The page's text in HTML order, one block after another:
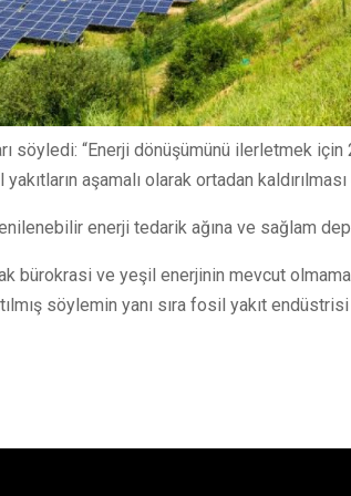
söyledi: “Enerji dönüşümünü ilerletmek için
aşamalı olarak ortadan kaldırılması
enerji tedarik ağına ve sağlam
bürokrasi ve yeşil enerjinin mevcut
söylemin yanı sıra fosil yakıt